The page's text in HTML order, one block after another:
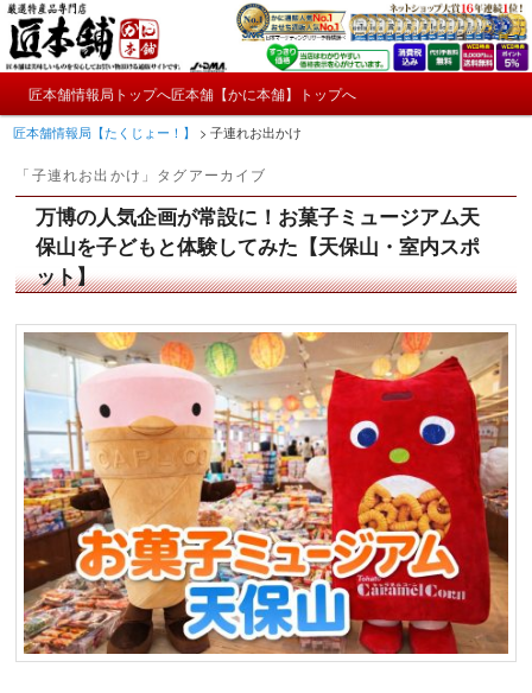
メ
イ
ン
ン
テ
サ
ブ
コ
テ
ン
匠本舗情報局【たくじょー！】
かにやおせちについてのおもしろ情報や興味深い記事をお届けします。
ン
メ
イ
ン
コ
ン
テ
へ
移
動
サ
ブ
コ
ン
テ
ン
移
動
匠本舗情報局トップへ匠本舗【かに本舗】トップへ
匠本舗情報局【たくじょー！】 >子連れお出かけ
「子連れお出かけ 」タグアーカイブ
万博の人気企画が常設に！お菓子ミュージアム天
保山を子どもと体験してみた【天保山・室内スポ
ット】